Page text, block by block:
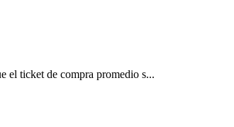
el ticket de compra promedio s...